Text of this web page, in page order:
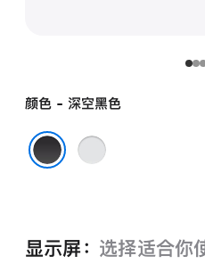
颜色 - 深空黑色
银
显示屏： 选择适合你